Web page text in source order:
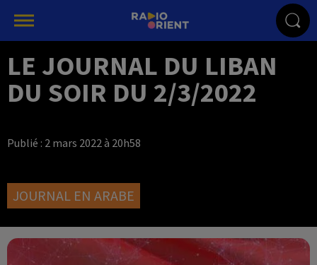
LE JOURNAL DU LIBAN
DU SOIR DU 2/3/2022
Publié : 2 mars 2022 à 20h58
JOURNAL EN ARABE